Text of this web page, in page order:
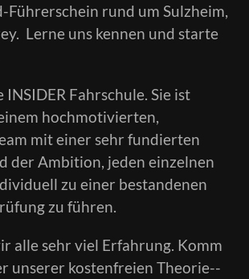
rund um Sulzheim,
Lerne uns kennen und starte
Fahrschule. Sie ist
hochmotivierten,
mit einer sehr fundierten
der Ambition, jeden einzelnen
zu einer bestandenen
zu führen.
alle sehr viel Erfahrung. Komm
unserer kostenfreien Theorie-­